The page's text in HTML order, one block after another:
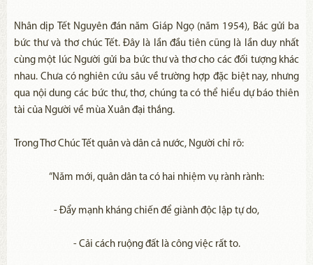
Nhân dịp Tết Nguyên đán năm Giáp Ngọ (năm 1954), Bác gửi ba
bức thư và thơ chúc Tết. Đây là lần đầu tiên cũng là lần duy nhất
cùng một lúc Người gửi ba bức thư và thơ cho các đối tượng khác
nhau. Chưa có nghiên cứu sâu về trường hợp đặc biệt nay, nhưng
qua nội dung các bức thư, thơ, chúng ta có thể hiểu dự báo thiên
tài của Người về mùa Xuân đại thắng.
Trong Thơ Chúc Tết quân và dân cả nước, Người chỉ rõ:
“Năm mới, quân dân ta có hai nhiệm vụ rành rành:
- Đẩy mạnh kháng chiến để giành độc lập tự do,
- Cải cách ruộng đất là công việc rất to.